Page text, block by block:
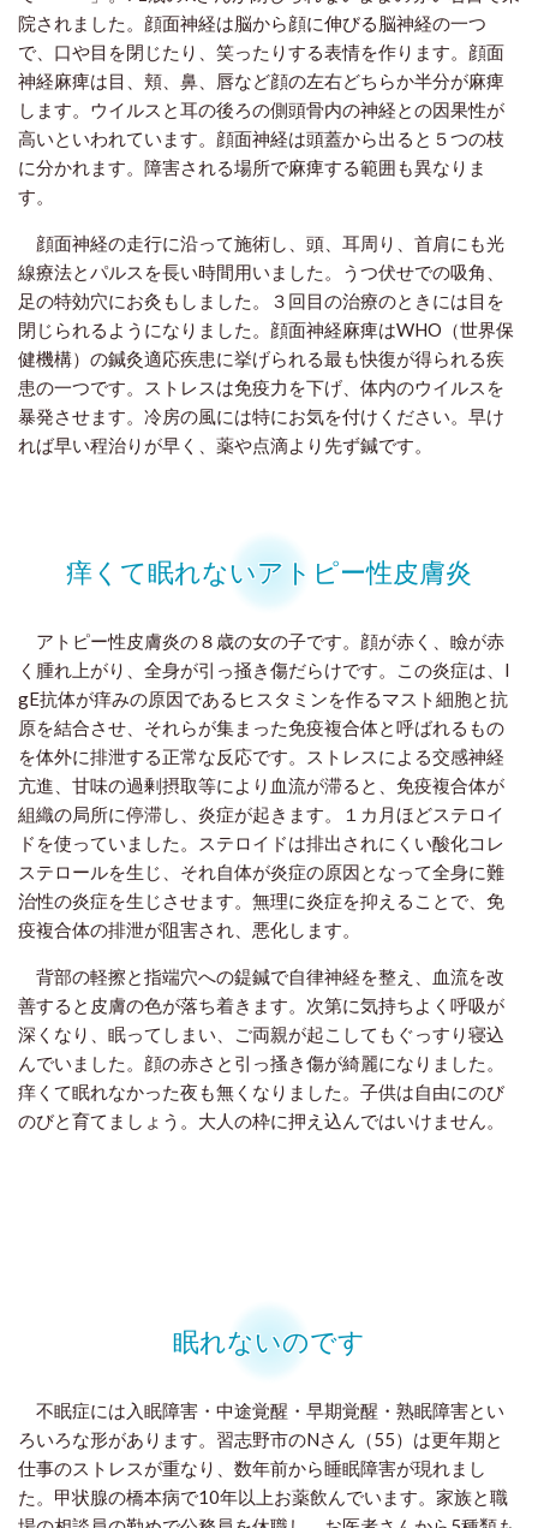
院されました。顔面神経は脳から顔に伸びる脳神経の一つ
で、口や目を閉じたり、笑ったりする表情を作ります。顔面
神経麻痺は目、頬、鼻、唇など顔の左右どちらか半分が麻痺
します。ウイルスと耳の後ろの側頭骨内の神経との因果性が
高いといわれています。顔面神経は頭蓋から出ると５つの枝
に分かれます。障害される場所で麻痺する範囲も異なりま
す。
顔面神経の走行に沿って施術し、頭、耳周り、首肩にも光
線療法とパルスを長い時間用いました。うつ伏せでの吸角、
足の特効穴にお灸もしました。３回目の治療のときには目を
閉じられるようになりました。顔面神経麻痺はWHO（世界保
健機構）の鍼灸適応疾患に挙げられる最も快復が得られる疾
患の一つです。ストレスは免疫力を下げ、体内のウイルスを
暴発させます。冷房の風には特にお気を付けください。早け
れば早い程治りが早く、薬や点滴より先ず鍼です。
痒くて眠れないアトピー性皮膚炎
アトピー性皮膚炎の８歳の女の子です。顔が赤く、瞼が赤
く腫れ上がり、全身が引っ掻き傷だらけです。この炎症は、I
gE抗体が痒みの原因であるヒスタミンを作るマスト細胞と抗
原を結合させ、それらが集まった免疫複合体と呼ばれるもの
を体外に排泄する正常な反応です。ストレスによる交感神経
亢進、甘味の過剰摂取等により血流が滞ると、免疫複合体が
組織の局所に停滞し、炎症が起きます。１カ月ほどステロイ
ドを使っていました。ステロイドは排出されにくい酸化コレ
ステロールを生じ、それ自体が炎症の原因となって全身に難
治性の炎症を生じさせます。無理に炎症を抑えることで、免
疫複合体の排泄が阻害され、悪化します。
背部の軽擦と指端穴への鍉鍼で自律神経を整え、血流を改
善すると皮膚の色が落ち着きます。次第に気持ちよく呼吸が
深くなり、眠ってしまい、ご両親が起こしてもぐっすり寝込
んでいました。顔の赤さと引っ搔き傷が綺麗になりました。
痒くて眠れなかった夜も無くなりました。子供は自由にのび
のびと育てましょう。 大人の枠に押え込んではいけません。
眠れないのです
不眠症には入眠障害・中途覚醒・早期覚醒・熟眠障害とい
ろいろな形があります。習志野市のNさん（55）は更年期と
仕事のストレスが重なり、数年前から睡眠障害が現れまし
た。甲状腺の橋本病で10年以上お薬飲んでいます。家族と職